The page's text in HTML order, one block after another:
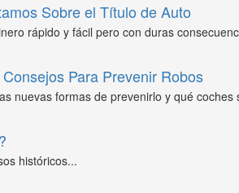
Sobre el Título de Auto
rápido y fácil pero con duras
Para Prevenir Robos
nuevas formas de prevenirlo y qué coches
históricos...